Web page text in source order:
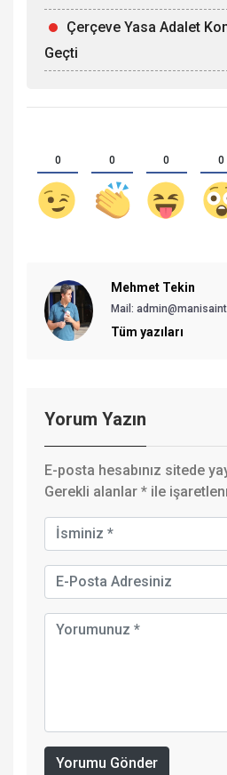
Çerçeve Yasa Adalet
Geçti
0 0 0 0
Mehmet Tekin
Mail:
Tüm yazıları
Yorum Yazın
E-posta hesabınız sitede
Gerekli alanlar * ile
Yorumu Gönder